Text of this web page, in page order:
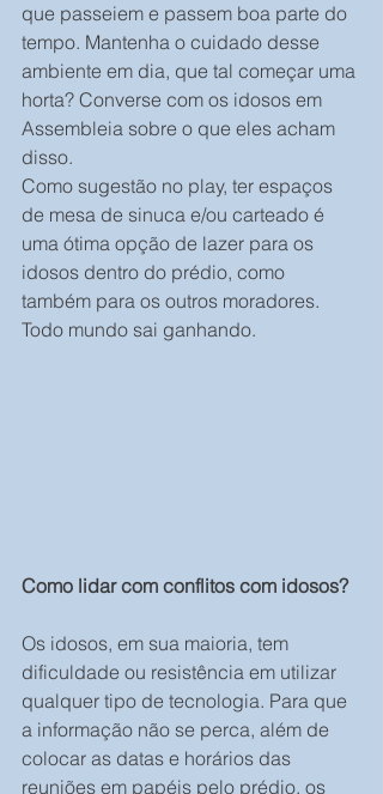
que passeiem e passem boa parte do
tempo. Mantenha o cuidado desse
ambiente em dia, que tal começar uma
horta? Converse com os idosos em
Assembleia sobre o que eles acham
disso.
Como sugestão no play, ter espaços
de mesa de sinuca e/ou carteado é
uma ótima opção de lazer para os
idosos dentro do prédio, como
também para os outros moradores.
Todo mundo sai ganhando.
Como lidar com conflitos com idosos?
Os idosos, em sua maioria, tem
dificuldade ou resistência em utilizar
qualquer tipo de tecnologia. Para que
a informação não se perca, além de
colocar as datas e horários das
reuniões em papéis pelo prédio, os